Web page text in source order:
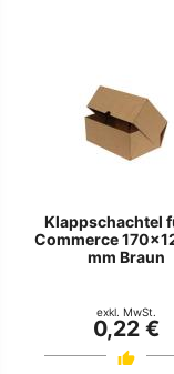
Klappschachtel
Commerce
mm Braun
exkl. MwSt.
0,22 €